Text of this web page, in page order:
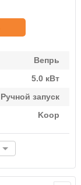
Вепрь
5.0 кВт
Ручной запуск
Koop